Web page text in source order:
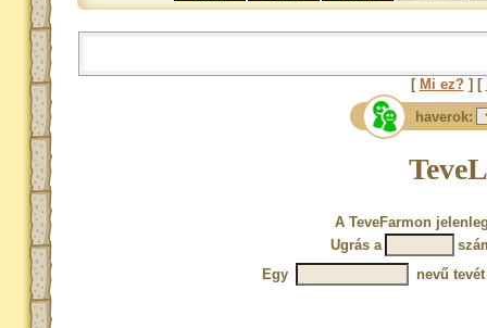
[ Mi ez?] [
haverok:
A TeveFarmon
Ugrás a
Egy
nevű